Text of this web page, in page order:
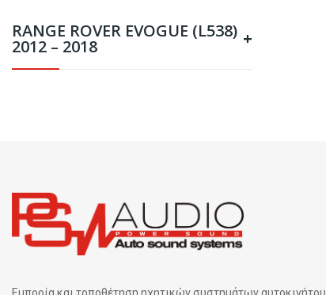
RANGE ROVER EVOGUE (L538)
2012 – 2018 +
Εμπορία και τοποθέτηση ηχητικών συστημάτων αυτοκινήτου